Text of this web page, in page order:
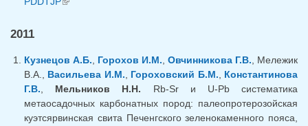
2011
Кузнецов А.Б. Горохов И.М. Овчинникова Г.В. , Мележик
В.А., Васильева И.М. Гороховский Б.М.
Константинова
Г.В.
Мельников Н.Н. Rb-Sr и U-Pb систематика
метаосадочных карбонатных пород: палеопротерозойская
куэтсярвинская свита Печенгского зеленокаменного пояса,